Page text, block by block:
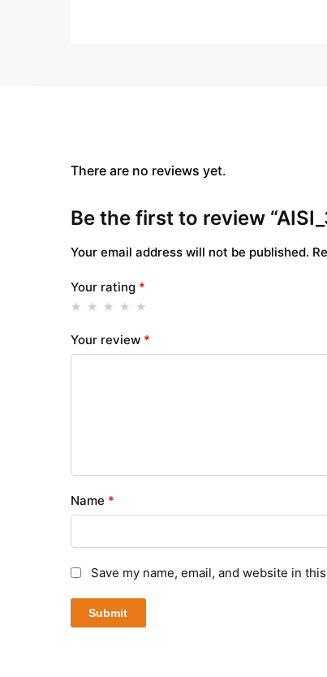
There are no reviews yet.
Be the first to review
Your email address will not be published.
Your rating *
Your review *
Name *
Save my name, email, and website in